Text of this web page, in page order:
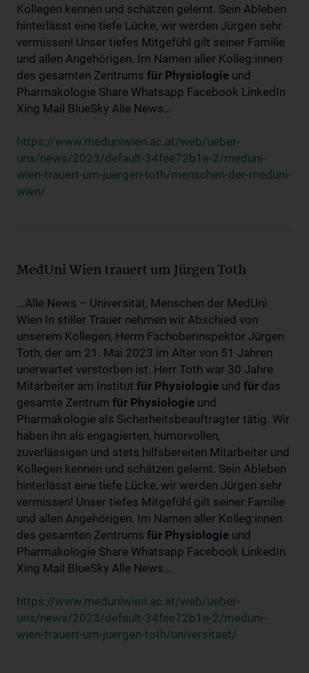
Kollegen kennen und schätzen gelernt. Sein Ableben
hinterlässt eine tiefe Lücke, wir werden Jürgen sehr
vermissen! Unser tiefes Mitgefühl gilt seiner Familie
und allen Angehörigen. Im Namen aller Kolleg:innen
des gesamten Zentrums für Physiologie und
Pharmakologie Share Whatsapp Facebook LinkedIn
Xing Mail BlueSky Alle News...
https://www.meduniwien.ac.at/web/ueber-
uns/news/2023/default-34fee72b1e-2/meduni-
wien-trauert-um-juergen-toth/menschen-der-meduni-
wien/
MedUni Wien trauert um Jürgen Toth
...Alle News – Universität, Menschen der MedUni
Wien In stiller Trauer nehmen wir Abschied von
unserem Kollegen, Herrn Fachoberinspektor Jürgen
Toth, der am 21. Mai 2023 im Alter von 51 Jahren
unerwartet verstorben ist. Herr Toth war 30 Jahre
Mitarbeiter am Institut für Physiologie und für das
gesamte Zentrum für Physiologie und
Pharmakologie als Sicherheitsbeauftragter tätig. Wir
haben ihn als engagierten, humorvollen,
zuverlässigen und stets hilfsbereiten Mitarbeiter und
Kollegen kennen und schätzen gelernt. Sein Ableben
hinterlässt eine tiefe Lücke, wir werden Jürgen sehr
vermissen! Unser tiefes Mitgefühl gilt seiner Familie
und allen Angehörigen. Im Namen aller Kolleg:innen
des gesamten Zentrums für Physiologie und
Pharmakologie Share Whatsapp Facebook LinkedIn
Xing Mail BlueSky Alle News...
https://www.meduniwien.ac.at/web/ueber-
uns/news/2023/default-34fee72b1e-2/meduni-
wien-trauert-um-juergen-toth/universitaet/